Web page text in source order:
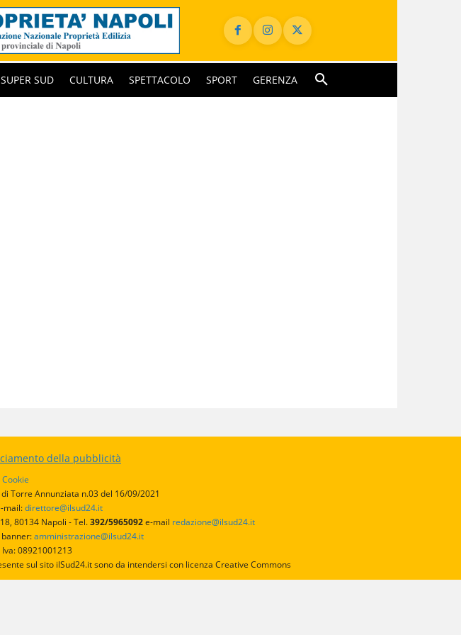
SUPER SUD CULTURA SPETTACOLO SPORT GERENZA
della pubblicità
Cookie
Torre Annunziata n.03 del 16/09/2021
mail:direttore@ilsud24.it
80134 Napoli - Tel.392/5965092e-mail redazione@ilsud24.it
amministrazione@ilsud24.it
Iva: 08921001213
sul sito ilSud24.it sono da intendersi con licenza Creative Commons